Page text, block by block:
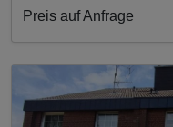
Preis auf Anfrage